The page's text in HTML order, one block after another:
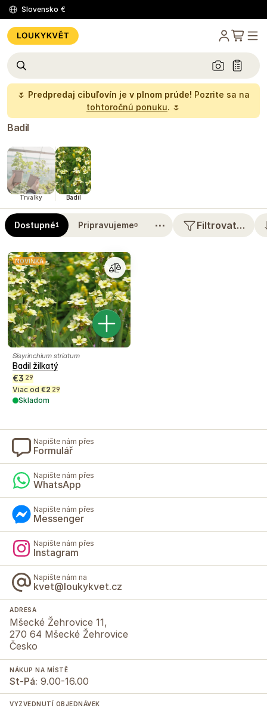
Slovensko €
🌷 Predpredaj cibuľovín je v plnom prúde! Pozrite sa na
tohtoročnú ponuku. 🌷
Badil
Trvalky Badil
Dostupné1 Pripravujeme0 ⋯ Filtrovat…
NOVINKA
Sisyrinchium striatum
Badil žilkatý
€3 29
Viac od €2 29
Skladom
Napište nám přes
Formulář
Napište nám přes
WhatsApp
Napište nám přes
Messenger
Napište nám přes
Instagram
Napište nám na
kvet@loukykvet.cz
ADRESA
Mšecké Žehrovice 11,
270 64 Mšecké Žehrovice
Česko
NÁKUP NA MÍSTĚ
St-Pá: 9.00-16.00
VYZVEDNUTÍ OBJEDNÁVEK